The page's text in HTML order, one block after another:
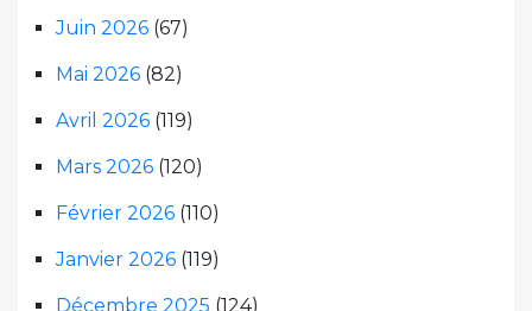
Juin 2026 (67)
Mai 2026 (82)
Avril 2026 (119)
Mars 2026 (120)
Février 2026 (110)
Janvier 2026 (119)
Décembre 2025 (124)